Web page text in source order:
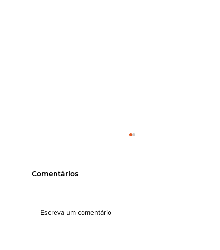
Comentários
Escreva um comentário